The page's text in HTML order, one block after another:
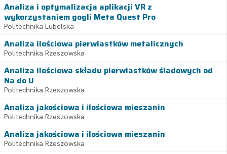
Analiza i optymalizacja aplikacji VR z
wykorzystaniem gogli Meta Quest Pro
Politechnika Lubelska
Analiza ilościowa pierwiastków metalicznych
Politechnika Rzeszowska
Analiza ilościowa składu pierwiastków śladowych od
Na do U
Politechnika Rzeszowska
Analiza jakościowa i ilościowa mieszanin
Politechnika Rzeszowska
Analiza jakościowa i ilościowa mieszanin
Politechnika Rzeszowska